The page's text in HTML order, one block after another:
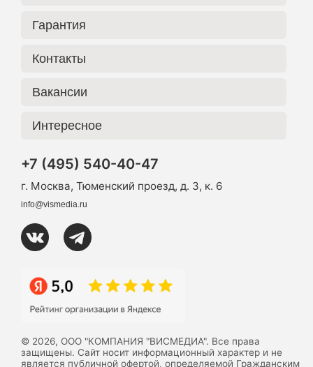
Гарантия
Контакты
Вакансии
Интересное
+7 (495) 540-40-47
г. Москва, Тюменский проезд, д. 3, к. 6
info@vismedia.ru
© 2026, ООО "КОМПАНИЯ "ВИСМЕДИА". Все права
защищены. Сайт носит информационный характер и не
является публичной офертой, определяемой Гражданским